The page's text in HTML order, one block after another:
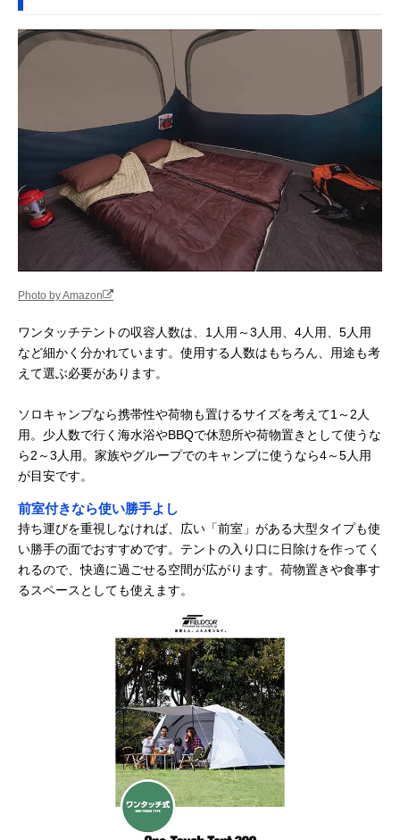
Photo by Amazon
ワンタッチテントの収容人数は、1人用～3人用、4人用、5人用
など細かく分かれています。使用する人数はもちろん、用途も考
えて選ぶ必要があります。
ソロキャンプなら携帯性や荷物も置けるサイズを考えて1～2人
用。少人数で行く海水浴やBBQで休憩所や荷物置きとして使うな
ら2～3人用。家族やグループでのキャンプに使うなら4～5人用
が目安です。
前室付きなら使い勝手よし
持ち運びを重視しなければ、広い「前室」がある大型タイプも使
い勝手の面でおすすめです。テントの入り口に日除けを作ってく
れるので、快適に過ごせる空間が広がります。荷物置きや食事す
るスペースとしても使えます。